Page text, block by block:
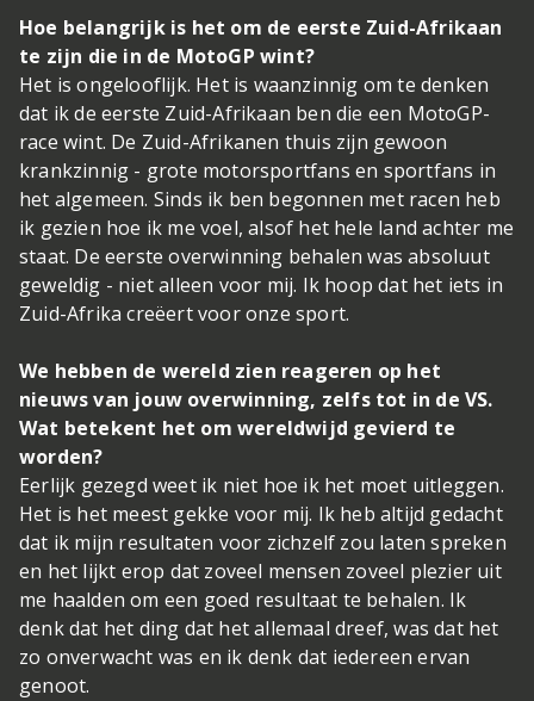
Hoe belangrijk is het om de eerste Zuid-Afrikaan
te zijn die in de MotoGP wint?
Het is ongelooflijk. Het is waanzinnig om te denken
dat ik de eerste Zuid-Afrikaan ben die een MotoGP-
race wint. De Zuid-Afrikanen thuis zijn gewoon
krankzinnig - grote motorsportfans en sportfans in
het algemeen. Sinds ik ben begonnen met racen heb
ik gezien hoe ik me voel, alsof het hele land achter me
staat. De eerste overwinning behalen was absoluut
geweldig - niet alleen voor mij. Ik hoop dat het iets in
Zuid-Afrika creëert voor onze sport.
We hebben de wereld zien reageren op het
nieuws van jouw overwinning, zelfs tot in de VS.
Wat betekent het om wereldwijd gevierd te
worden?
Eerlijk gezegd weet ik niet hoe ik het moet uitleggen.
Het is het meest gekke voor mij. Ik heb altijd gedacht
dat ik mijn resultaten voor zichzelf zou laten spreken
en het lijkt erop dat zoveel mensen zoveel plezier uit
me haalden om een ​​goed resultaat te behalen. Ik
denk dat het ding dat het allemaal dreef, was dat het
zo onverwacht was en ik denk dat iedereen ervan
genoot.